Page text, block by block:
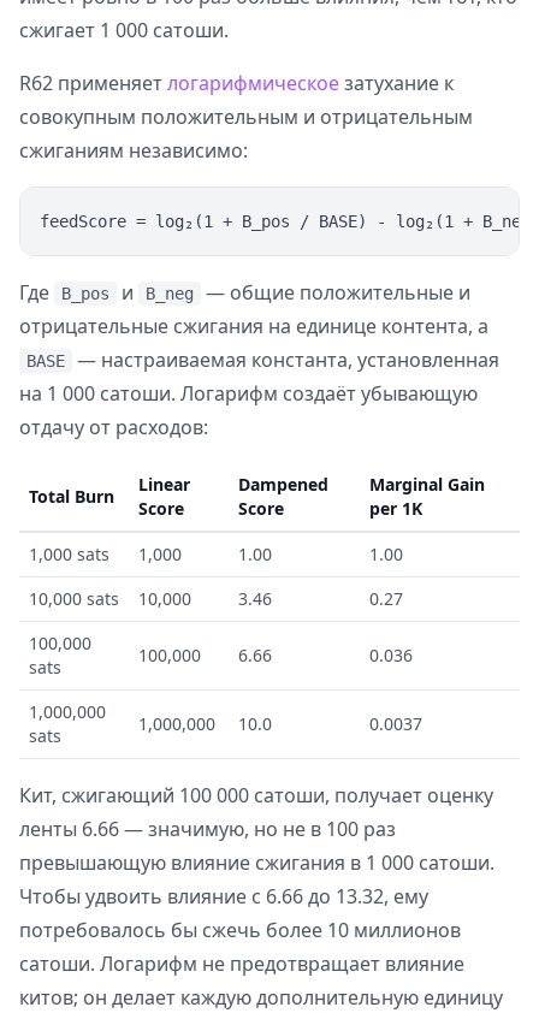
сжигает 1 000 сатоши.
R62 применяетлогарифмическоезатухание к
совокупным положительным и отрицательным
сжиганиям независимо:
Где B_pos и B_neg
— общие положительные и
отрицательные сжигания на единице контента, а
BASE
— настраиваемая константа, установленная
на 1 000 сатоши. Логарифм создаёт убывающую
отдачу от расходов:
Total Burn
Linear
Score
Dampened
Score
Marginal Gain
per 1K
1,000 sats
1,000 1.00
1.00
10,000 sats
10,000 3.46
0.27
100,000
sats
100,000 6.66 0.036
1,000,000
sats
1,000,000 10.0 0.0037
Кит, сжигающий 100 000 сатоши, получает оценку
ленты 6.66 — значимую, но не в 100 раз
превышающую влияние сжигания в 1 000 сатоши.
Чтобы удвоить влияние с 6.66 до 13.32, ему
потребовалось бы сжечь более 10 миллионов
сатоши. Логарифм не предотвращает влияние
китов; он делает каждую дополнительную единицу